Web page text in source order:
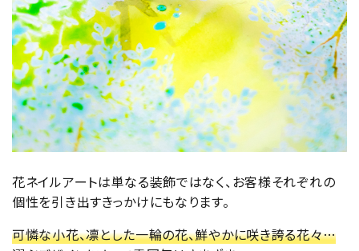
花ネイルアートは単なる装飾ではなく、お客様それぞれの
個性を引き出すきっかけにもなります。
可憐な小花、凛とした一輪の花、鮮やかに咲き誇る花々…